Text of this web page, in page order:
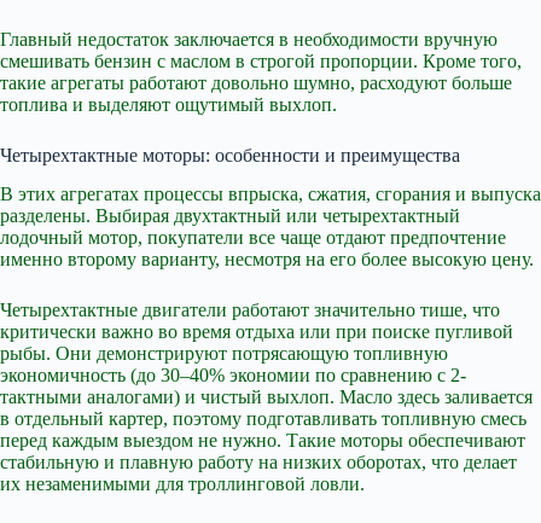
Главный недостаток заключается в необходимости вручную
смешивать бензин с маслом в строгой пропорции. Кроме того,
такие агрегаты работают довольно шумно, расходуют больше
топлива и выделяют ощутимый выхлоп.
Четырехтактные моторы: особенности и преимущества
В этих агрегатах процессы впрыска, сжатия, сгорания и выпуска
разделены. Выбирая двухтактный или четырехтактный
лодочный мотор, покупатели все чаще отдают предпочтение
именно второму варианту, несмотря на его более высокую цену.
Четырехтактные двигатели работают значительно тише, что
критически важно во время отдыха или при поиске пугливой
рыбы. Они демонстрируют потрясающую топливную
экономичность (до 30–40% экономии по сравнению с 2-
тактными аналогами) и чистый выхлоп. Масло здесь заливается
в отдельный картер, поэтому подготавливать топливную смесь
перед каждым выездом не нужно. Такие моторы обеспечивают
стабильную и плавную работу на низких оборотах, что делает
их незаменимыми для троллинговой ловли.